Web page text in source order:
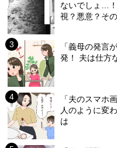
ないでしょ…
視？悪意？そ
「義母の発言
発！ 夫は仕方
「夫のスマホ
人のように変
は